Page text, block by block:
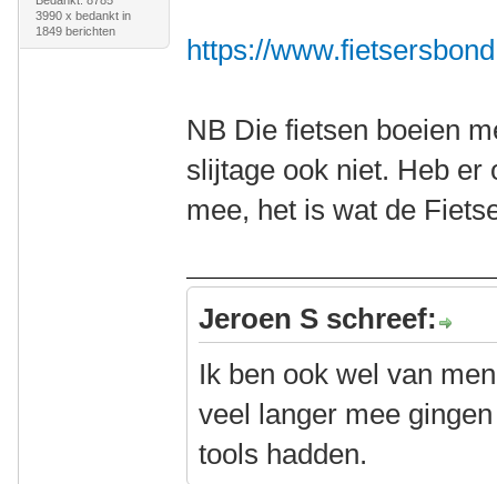
3990 x bedankt in
1849 berichten
https://
NB Die fietsen boeien
slijtage ook niet. Heb er
mee, het is wat de
Jeroen S schreef:
Ik ben ook wel van
veel langer mee
tools hadden.